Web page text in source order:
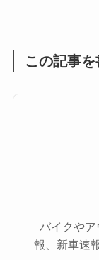
この記事を
バイクや
報、新車速